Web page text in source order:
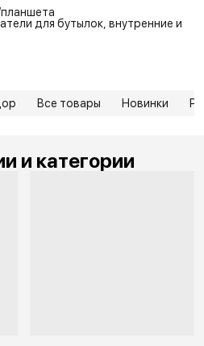
для бутылок, внутренние и
Все товары Новинки
и категории